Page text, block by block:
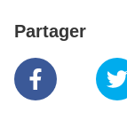
Partager